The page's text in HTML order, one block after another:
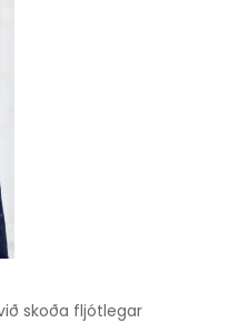
skoða fljótlegar